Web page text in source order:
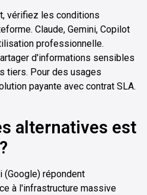
vérifiez les conditions
Claude, Gemini, Copilot
professionnelle.
d'informations sensibles
tiers. Pour des usages
payante avec contrat SLA.
alternatives est
(Google) répondent
à l'infrastructure massive